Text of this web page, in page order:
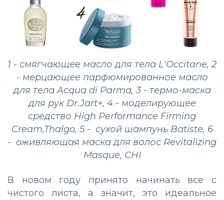
1 - смягчающее масло для тела L'Occitane, 2
- мерцающее парфюмированное масло
для тела Acqua di Parma, 3 - термо-маска
для рук Dr.Jart+, 4 - моделирующее
средство High Performance Firming
Cream,Thalgo, 5 - сухой шампунь Batiste, 6
- oживляющая маска для волос Revitalizing
Masque, CHI
В новом году принято начинать все с
чистого листа, а значит, это идеальное